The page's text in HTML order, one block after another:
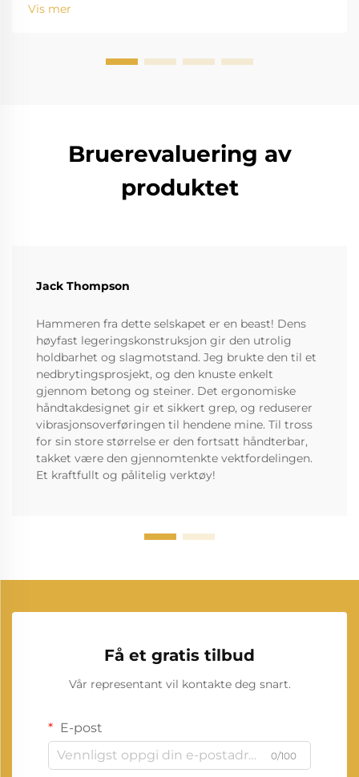
oljeraffineringsgassanlegg, kjemiske anlegg og
Vis mer
Bruerevaluering av
produktet
Jack Thompson
Hammeren fra dette selskapet er en beast! Dens
høyfast legeringskonstruksjon gir den utrolig
holdbarhet og slagmotstand. Jeg brukte den til et
nedbrytingsprosjekt, og den knuste enkelt
gjennom betong og steiner. Det ergonomiske
håndtakdesignet gir et sikkert grep, og reduserer
vibrasjonsoverføringen til hendene mine. Til tross
for sin store størrelse er den fortsatt håndterbar,
takket være den gjennomtenkte vektfordelingen.
Et kraftfullt og pålitelig verktøy!
Få et gratis tilbud
Vår representant vil kontakte deg snart.
E-post
0/100